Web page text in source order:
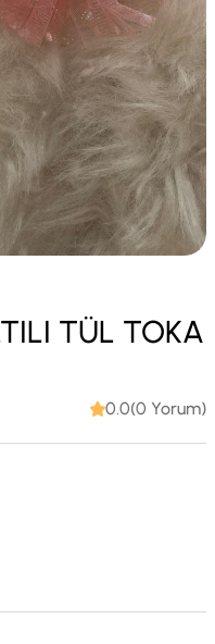
TÜL TOKA
0.0(0 Yorum)